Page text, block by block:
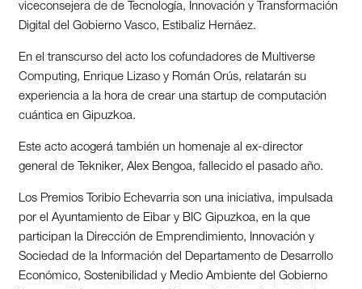
viceconsejera de de Tecnología, Innovación y Transformación
Digital del Gobierno Vasco, Estibaliz Hernáez.
En el transcurso del acto los cofundadores de Multiverse
Computing, Enrique Lizaso y Román Orús, relatarán su
experiencia a la hora de crear una startup de computación
cuántica en Gipuzkoa.
Este acto acogerá también un homenaje al ex-director
general de Tekniker, Alex Bengoa, fallecido el pasado año.
Los Premios Toribio Echevarria son una iniciativa, impulsada
por el Ayuntamiento de Eibar y BIC Gipuzkoa, en la que
participan la Dirección de Emprendimiento, Innovación y
Sociedad de la Información del Departamento de Desarrollo
Económico, Sostenibilidad y Medio Ambiente del Gobierno